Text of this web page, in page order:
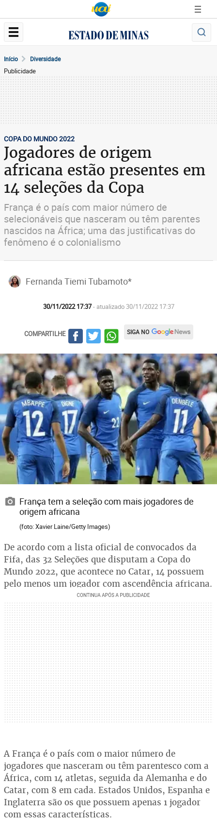
Início Diversidade
Publicidade
COPA DO MUNDO 2022
Jogadores de origem
africana estão presentes em
14 seleções da Copa
França é o país com maior número de
selecionáveis que nasceram ou têm parentes
nascidos na África; uma das justificativas do
fenômeno é o colonialismo
Fernanda Tiemi Tubamoto*
30/11/2022 17:37- atualizado 30/11/2022 17:37
COMPARTILHE SIGA NO
França tem a seleção com mais jogadores de
origem africana
(foto: Xavier Laine/Getty Images)
De acordo com a lista oficial de convocados da
Fifa, das 32 Seleções que disputam a Copa do
Mundo 2022, que acontece no Catar, 14 possuem
pelo menos um jogador com ascendência africana.
A França é o país com o maior número de
jogadores que nasceram ou têm parentesco com a
África, com 14 atletas, seguida da Alemanha e do
Catar, com 8 em cada. Estados Unidos, Espanha e
Inglaterra são os que possuem apenas 1 jogador
com essas características.